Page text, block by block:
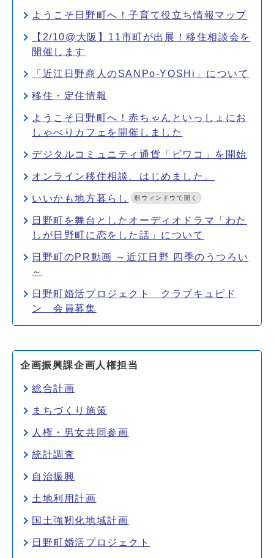
ようこそ日野町へ！子育て役立ち情報マップ
【2/10@大阪】11市町が出展！移住相談会を
開催します
「近江日野商人のSANPo-YOSHi」について
移住・定住情報
ようこそ日野町へ！赤ちゃんといっしょにお
しゃべりカフェを開催しました
デジタルコミュニティ通貨「ビワコ」を開始
オンライン移住相談、はじめました。
いいかも地方暮らし 別ウィンドウで開く
日野町を舞台としたオーディオドラマ「わた
しが日野町に恋をした話」について
日野町のPR動画 ～近江日野 四季のうつろい
～
日野町婚活プロジェクト クラブキュピド
ン 会員募集
企画振興課企画人権担当
総合計画
まちづくり施策
人権・男女共同参画
統計調査
自治振興
土地利用計画
国土強靭化地域計画
日野町婚活プロジェクト